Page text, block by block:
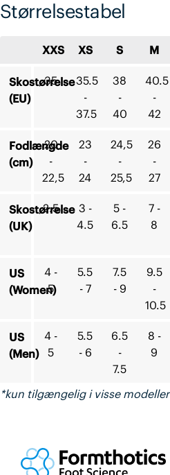
Størrelsestabel
XXS XS S M
Skostørrelse
(EU)
35
35.5
-
37.5
38
-
40
40.5
-
42
Fodlængde
(cm)
20
-
22,5
23
-
24
24,5
-
25,5
26
-
27
Skostørrelse
(UK)
2.5
3 -
4.5
5 -
6.5
7 -
8
US
(Women)
4 -
5
5.5
- 7
7.5
- 9
9.5
-
10.5
US
(Men)
4 -
5
5.5
- 6
6.5
-
7.5
8 -
9
*kun tilgængelig i visse modeller